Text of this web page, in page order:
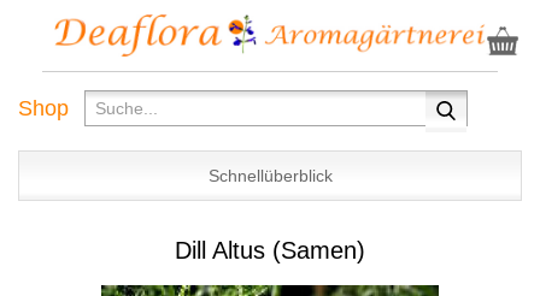
Shop
Schnellüberblick
Dill Altus (Samen)